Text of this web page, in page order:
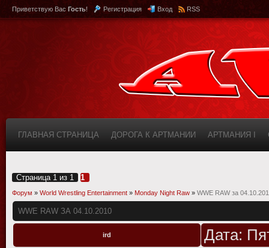
Приветствую Вас Гость! Регистрация Вход RSS
ГЛАВНАЯ СТРАНИЦА ДОРОГА К АРТМАНИИ АРТМАНИЯ I
Страница 1 из 1 1
Форум » World Wrestling Entertainment » Monday Night Raw » WWE RAW за
WWE RAW ЗА 04.10.2010
ird Дата: